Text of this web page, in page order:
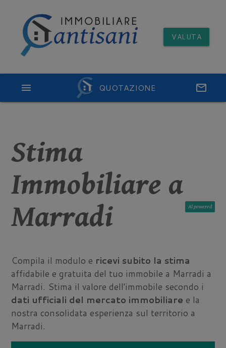
VALUTA
QUOTAZIONE email
menu
Stima
Immobiliare a
Marradi
AI
Compila il modulo e ricevi subito la stima
affidabile e gratuita del tuo immobile a Marradi a
Marradi. Stima il valore dell'immobile secondo i
dati ufficiali del mercato immobiliare e la
nostra consolidata esperienza sul territorio a
Marradi.